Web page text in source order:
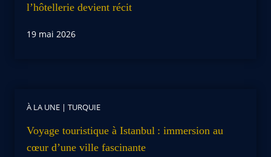
l’hôtellerie devient récit
19 mai 2026
À LA UNE | TURQUIE
Voyage touristique à Istanbul : immersion au
cœur d’une ville fascinante